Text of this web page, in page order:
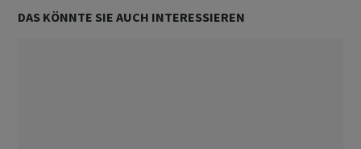
DAS KÖNNTE SIE AUCH INTERESSIEREN